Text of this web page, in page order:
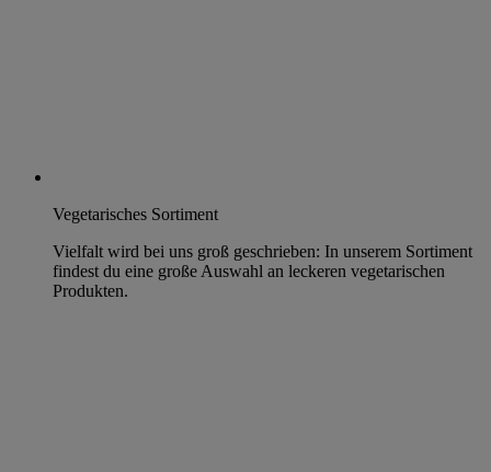
Vegetarisches Sortiment
Vielfalt wird bei uns groß geschrieben: In unserem Sortiment
findest du eine große Auswahl an leckeren vegetarischen
Produkten.